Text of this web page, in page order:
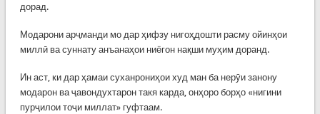
дорад.
Модарони арҷманди мо дар ҳифзу нигоҳдошти расму ойинҳои
миллӣ ва суннату анъанаҳои ниёгон нақши муҳим доранд.
Ин аст, ки дар ҳамаи суханрониҳои худ ман ба нерӯи занону
модарон ва ҷавондухтарон такя карда, онҳоро борҳо «нигини
пурҷилои тоҷи миллат» гуфтаам.